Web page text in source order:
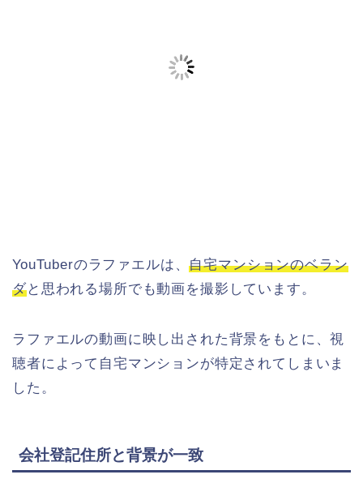
YouTuberのラファエルは、自宅マンションのベラン
ダと思われる場所でも動画を撮影しています。
ラファエルの動画に映し出された背景をもとに、視
聴者によって自宅マンションが特定されてしまいま
した。
会社登記住所と背景が一致